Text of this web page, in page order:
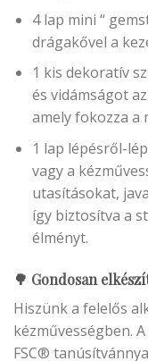
4 lap mini “
drágakővel a
1 kis dekoratív
és vidámságot
amely fokozza a
1 lap lépésről-
vagy a
utasításokat,
így biztosítva a
élményt.
🌳 Gondosan
Hiszünk a felelős
kézművességben.
FSC®